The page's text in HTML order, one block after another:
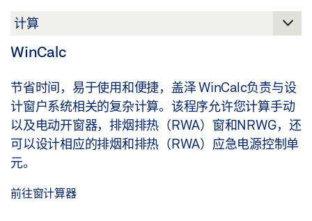
WinCalc
节省时间，易于使用和便捷，盖泽 WinCalc负责与设
计窗户系统相关的复杂计算。该程序允许您计算手动
以及电动开窗器，排烟排热（RWA）窗和NRWG，还
可以设计相应的排烟和排热（RWA）应急电源控制单
元。
前往窗计算器